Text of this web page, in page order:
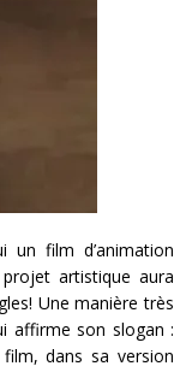
un film d’animation
artistique aura
Une manière très
affirme son slogan :
dans sa version